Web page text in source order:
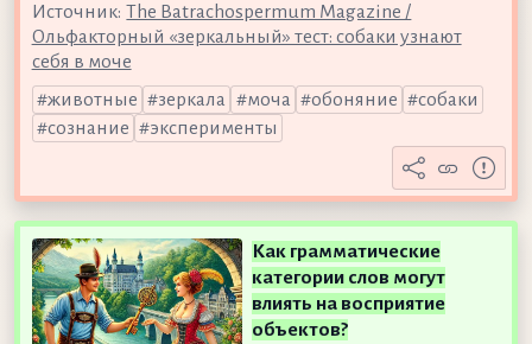
Источник: The Batrachospermum Magazine /
Ольфакторный «зеркальный» тест: собаки узнают
себя в моче
животные
зеркала моча обоняние
собаки
сознание
эксперименты
Как грамматические
категории слов могут
влиять на восприятие
объектов?